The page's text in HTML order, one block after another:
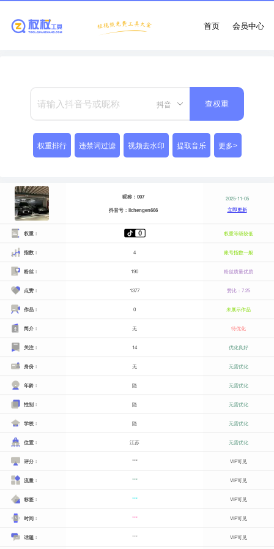
会员中心
首页
抖音 查权重
权重排行 违禁词过滤 视频去水印 提取音乐 更多>
昵称：007
抖音号：lichengen666
2025-11-05
立即更新
权重： 权重等级较低
指数： 4 账号指数一般
粉丝： 190 粉丝质量优质
点赞： 1377 赞比：7.25
作品： 0 未展示作品
简介： 无 待优化
关注： 14 优化良好
身份： 无 无需优化
年龄： 隐 无需优化
性别： 隐 无需优化
学校： 隐 无需优化
位置： 江苏 无需优化
评分： *** VIP可见
流量： *** VIP可见
标签： *** VIP可见
时间： *** VIP可见
话题： *** VIP可见